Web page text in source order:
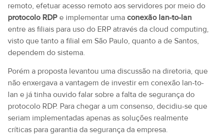
remoto, efetuar acesso remoto aos servidores por meio do
protocolo RDP e implementar uma conexão lan-to-lan
entre as filiais para uso do ERP através da cloud computing,
visto que tanto a filial em São Paulo, quanto a de Santos,
dependem do sistema.
Porém a proposta levantou uma discussão na diretoria, que
não enxergava a vantagem de investir em conexão lan-to-
lan e já tinha ouvido falar sobre a falta de segurança do
protocolo RDP. Para chegar a um consenso, decidiu-se que
seriam implementadas apenas as soluções realmente
críticas para garantia da segurança da empresa.